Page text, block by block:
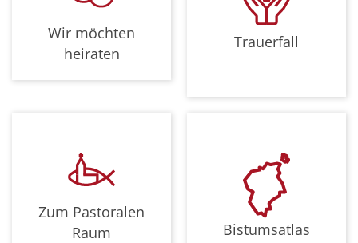
Wir möchten
heiraten
Trauerfall
Zum Pastoralen
Raum
Bistumsatlas